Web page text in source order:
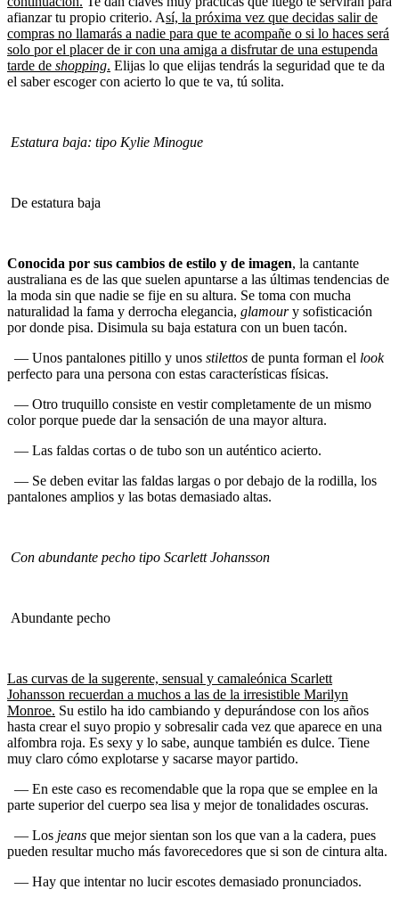
afianzar tu propio criterio. Así, la próxima vez que decidas salir de
compras no llamarás a nadie para que te acompañe o si lo haces será
solo por el placer de ir con una amiga a disfrutar de una estupenda
tarde de shopping. Elijas lo que elijas tendrás la seguridad que te da
el saber escoger con acierto lo que te va, tú solita.
Estatura baja: tipo Kylie Minogue
De estatura baja
Conocida por sus cambios de estilo y de imagen, la cantante
australiana es de las que suelen apuntarse a las últimas tendencias de
la moda sin que nadie se fije en su altura. Se toma con mucha
naturalidad la fama y derrocha elegancia, glamoury sofisticación
por donde pisa. Disimula su baja estatura con un buen tacón.
— Unos pantalones pitillo y unos stilettos de punta forman el look
perfecto para una persona con estas características físicas.
— Otro truquillo consiste en vestir completamente de un mismo
color porque puede dar la sensación de una mayor altura.
— Las faldas cortas o de tubo son un auténtico acierto.
— Se deben evitar las faldas largas o por debajo de la rodilla, los
pantalones amplios y las botas demasiado altas.
Con abundante pecho tipo Scarlett Johansson
Abundante pecho
Las curvas de la sugerente, sensual y camaleónica Scarlett
Johansson recuerdan a muchos a las de la irresistible Marilyn
Monroe. Su estilo ha ido cambiando y depurándose con los años
hasta crear el suyo propio y sobresalir cada vez que aparece en una
alfombra roja. Es sexy y lo sabe, aunque también es dulce. Tiene
muy claro cómo explotarse y sacarse mayor partido.
— En este caso es recomendable que la ropa que se emplee en la
parte superior del cuerpo sea lisa y mejor de tonalidades oscuras.
— Los jeans que mejor sientan son los que van a la cadera, pues
pueden resultar mucho más favorecedores que si son de cintura alta.
— Hay que intentar no lucir escotes demasiado pronunciados.